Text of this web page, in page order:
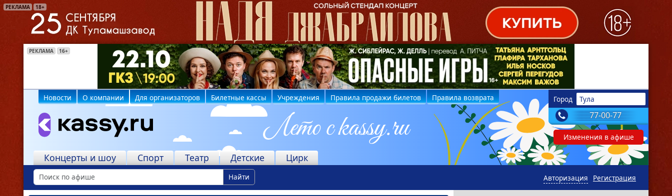
РЕКЛАМА 18+
РЕКЛАМА 16+
РЕКЛАМА 18+
РЕКЛАМА 12+
РЕКЛАМА 18+
РЕКЛАМА 12+
Город Тула
77-00-77
Изменения в афише
Новости О компании Для организаторов Билетные кассы Учреждения Правила продажи билетов Правила возврата
Концерты и шоу Спорт Театр Детские Цирк
Найти Регистрация
Авторизация